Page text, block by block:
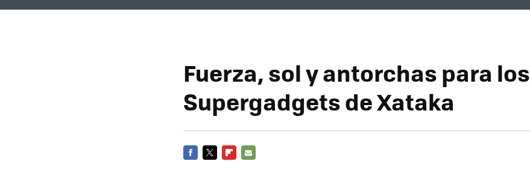
Fuerza, sol y antorchas para los
Supergadgets de Xataka